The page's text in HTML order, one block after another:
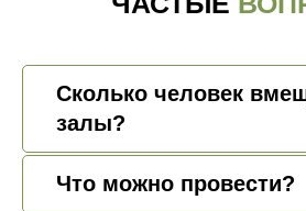
Сколько человек
залы?
Что можно провести?